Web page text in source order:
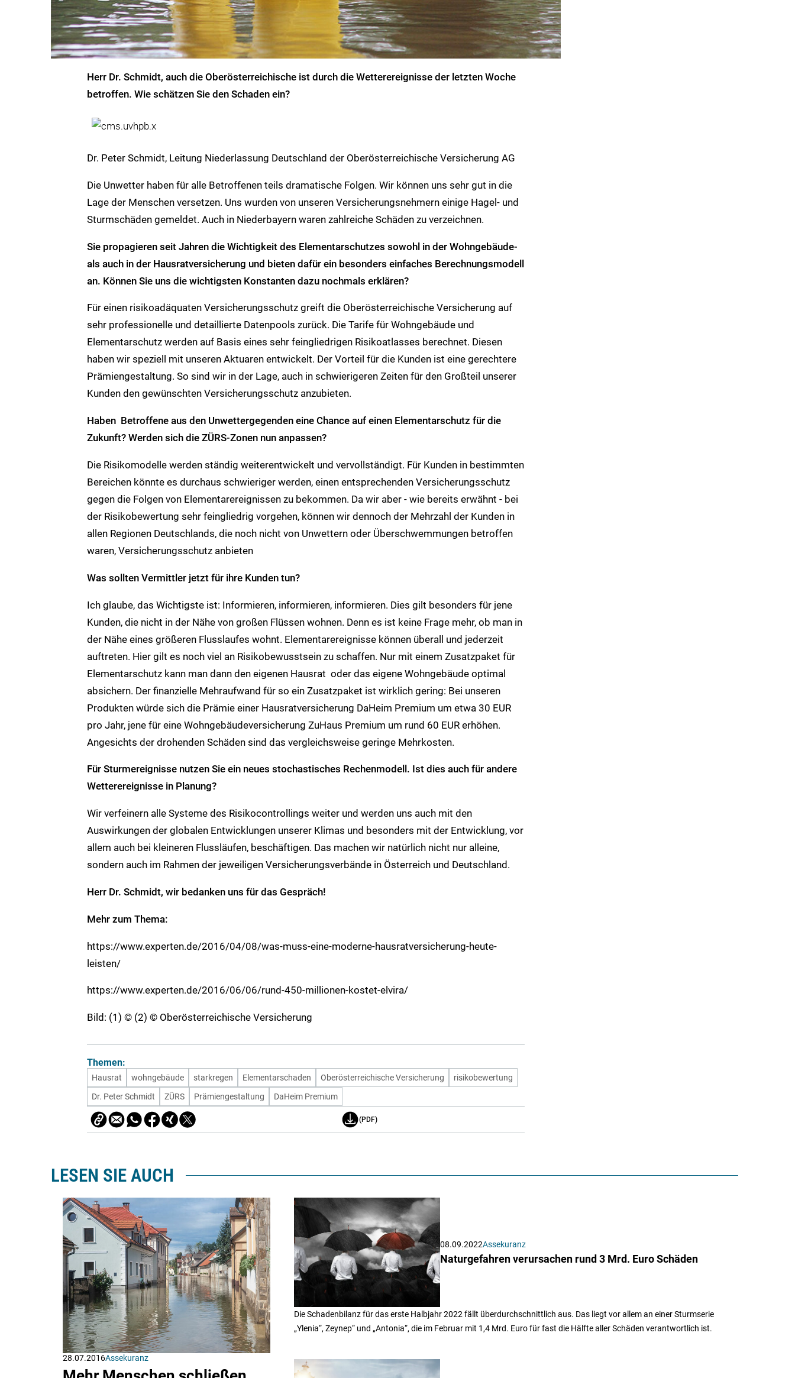
Herr Dr. Schmidt, auch die Oberösterreichische ist durch die Wetterereignisse der letzten Woche
betroffen. Wie schätzen Sie den Schaden ein?
Dr. Peter Schmidt, Leitung Niederlassung Deutschland der Oberösterreichische Versicherung AG
Die Unwetter haben für alle Betroffenen teils dramatische Folgen. Wir können uns sehr gut in die
Lage der Menschen versetzen. Uns wurden von unseren Versicherungsnehmern einige Hagel- und
Sturmschäden gemeldet. Auch in Niederbayern waren zahlreiche Schäden zu verzeichnen.
Sie propagieren seit Jahren die Wichtigkeit des Elementarschutzes sowohl in der Wohngebäude-
als auch in der Hausratversicherung und bieten dafür ein besonders einfaches Berechnungsmodell
an. Können Sie uns die wichtigsten Konstanten dazu nochmals erklären?
Für einen risikoadäquaten Versicherungsschutz greift die Oberösterreichische Versicherung auf
sehr professionelle und detaillierte Datenpools zurück. Die Tarife für Wohngebäude und
Elementarschutz werden auf Basis eines sehr feingliedrigen Risikoatlasses berechnet. Diesen
haben wir speziell mit unseren Aktuaren entwickelt. Der Vorteil für die Kunden ist eine gerechtere
Prämiengestaltung. So sind wir in der Lage, auch in schwierigeren Zeiten für den Großteil unserer
Kunden den gewünschten Versicherungsschutz anzubieten.
Haben Betroffene aus den Unwettergegenden eine Chance auf einen Elementarschutz für die
Zukunft? Werden sich die ZÜRS-Zonen nun anpassen?
Die Risikomodelle werden ständig weiterentwickelt und vervollständigt. Für Kunden in bestimmten
Bereichen könnte es durchaus schwieriger werden, einen entsprechenden Versicherungsschutz
gegen die Folgen von Elementarereignissen zu bekommen. Da wir aber - wie bereits erwähnt - bei
der Risikobewertung sehr feingliedrig vorgehen, können wir dennoch der Mehrzahl der Kunden in
allen Regionen Deutschlands, die noch nicht von Unwettern oder Überschwemmungen betroffen
waren, Versicherungsschutz anbieten
Was sollten Vermittler jetzt für ihre Kunden tun?
Ich glaube, das Wichtigste ist: Informieren, informieren, informieren. Dies gilt besonders für jene
Kunden, die nicht in der Nähe von großen Flüssen wohnen. Denn es ist keine Frage mehr, ob man in
der Nähe eines größeren Flusslaufes wohnt. Elementarereignisse können überall und jederzeit
auftreten. Hier gilt es noch viel an Risikobewusstsein zu schaffen. Nur mit einem Zusatzpaket für
Elementarschutz kann man dann den eigenen Hausrat oder das eigene Wohngebäude optimal
absichern. Der finanzielle Mehraufwand für so ein Zusatzpaket ist wirklich gering: Bei unseren
Produkten würde sich die Prämie einer Hausratversicherung DaHeim Premium um etwa 30 EUR
pro Jahr, jene für eine Wohngebäudeversicherung ZuHaus Premium um rund 60 EUR erhöhen.
Angesichts der drohenden Schäden sind das vergleichsweise geringe Mehrkosten.
Für Sturmereignisse nutzen Sie ein neues stochastisches Rechenmodell. Ist dies auch für andere
Wetterereignisse in Planung?
Wir verfeinern alle Systeme des Risikocontrollings weiter und werden uns auch mit den
Auswirkungen der globalen Entwicklungen unserer Klimas und besonders mit der Entwicklung, vor
allem auch bei kleineren Flussläufen, beschäftigen. Das machen wir natürlich nicht nur alleine,
sondern auch im Rahmen der jeweiligen Versicherungsverbände in Österreich und Deutschland.
Herr Dr. Schmidt, wir bedanken uns für das Gespräch!
Mehr zum Thema:
https://www.experten.de/2016/04/08/was-muss-eine-moderne-hausratversicherung-heute-
leisten/
https://www.experten.de/2016/06/06/rund-450-millionen-kostet-elvira/
Bild: (1) © (2) © Oberösterreichische Versicherung
Themen:
Hausrat wohngebäude starkregen Elementarschaden Oberösterreichische Versicherung
risikobewertung
Dr. Peter Schmidt
ZÜRS Prämiengestaltung DaHeim Premium
(PDF)
LESEN SIE AUCH
28.07.2016Assekuranz
08.09.2022Assekuranz
Naturgefahren verursachen rund 3 Mrd. Euro Schäden
Die Schadenbilanz für das erste Halbjahr 2022 fällt überdurchschnittlich aus. Das liegt vor allem an einer Sturmserie
„Ylenia“, Zeynep“ und „Antonia“, die im Februar mit 1,4 Mrd. Euro für fast die Hälfte aller Schäden verantwortlich ist.